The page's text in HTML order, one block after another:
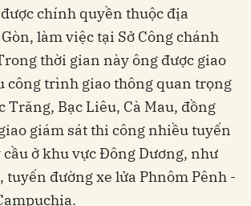
chính quyền thuộc địa
làm việc tại Sở Công chánh
thời gian này ông được giao
công trình giao thông quan trọng
Trăng, Bạc Liêu, Cà Mau, đồng
giám sát thi công nhiều tuyến
cầu ở khu vực Đông Dương, như
tuyến đường xe lửa Phnôm Pênh -